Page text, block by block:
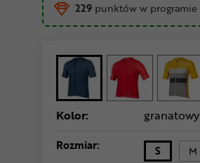
229 punktów w programie
Kolor: granatowy
Rozmiar: S M